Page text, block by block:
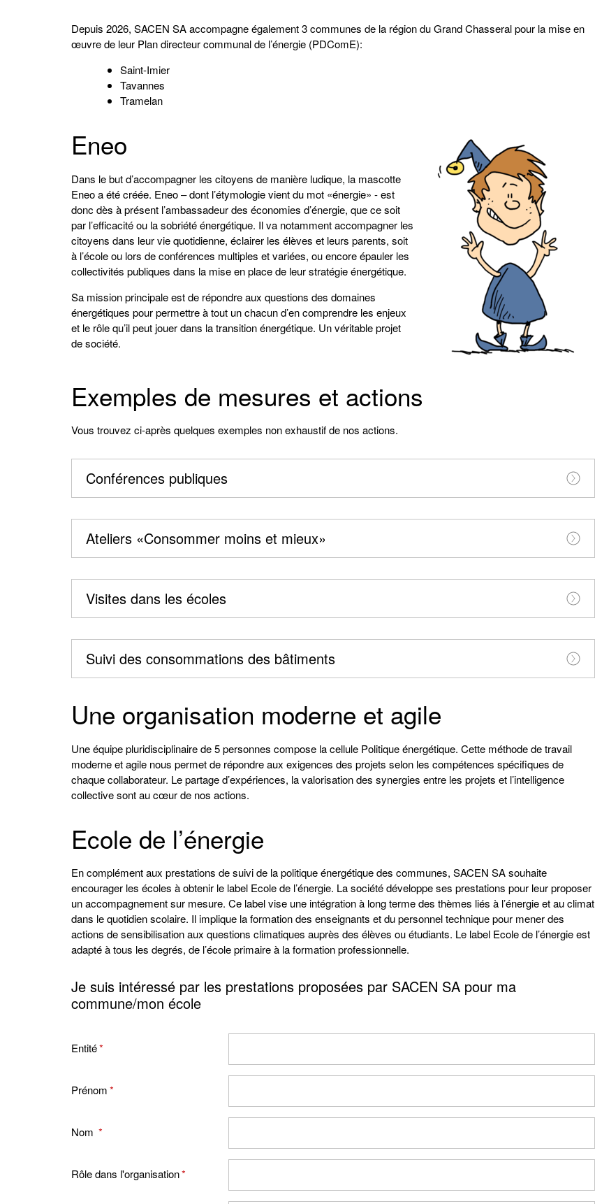
Depuis 2026, SACEN SA accompagne également 3 communes de la région du Grand Chasseral pour la mise en
œuvre de leur Plan directeur communal de l’énergie (PDComE):
Saint-Imier
Tavannes
Tramelan
Eneo
Dans le but d’accompagner les citoyens de manière ludique, la mascotte
Eneo a été créée. Eneo – dont l’étymologie vient du mot «énergie» - est
donc dès à présent l’ambassadeur des économies d’énergie, que ce soit
par l’efficacité ou la sobriété énergétique. Il va notamment accompagner les
citoyens dans leur vie quotidienne, éclairer les élèves et leurs parents, soit
à l’école ou lors de conférences multiples et variées, ou encore épauler les
collectivités publiques dans la mise en place de leur stratégie énergétique.
Sa mission principale est de répondre aux questions des domaines
énergétiques pour permettre à tout un chacun d’en comprendre les enjeux
et le rôle qu’il peut jouer dans la transition énergétique. Un véritable projet
de société.
Exemples de mesures et actions
Vous trouvez ci-après quelques exemples non exhaustif de nos actions.
Conférences publiques
Ateliers «Consommer moins et mieux»
Visites dans les écoles
Suivi des consommations des bâtiments
Une organisation moderne et agile
Une équipe pluridisciplinaire de 5 personnes compose la cellule Politique énergétique. Cette méthode de travail
moderne et agile nous permet de répondre aux exigences des projets selon les compétences spécifiques de
chaque collaborateur. Le partage d’expériences, la valorisation des synergies entre les projets et l’intelligence
collective sont au cœur de nos actions.
Ecole de l’énergie
En complément aux prestations de suivi de la politique énergétique des communes, SACEN SA souhaite
encourager les écoles à obtenir le label Ecole de l’énergie. La société développe ses prestations pour leur proposer
un accompagnement sur mesure. Ce label vise une intégration à long terme des thèmes liés à l’énergie et au climat
dans le quotidien scolaire. Il implique la formation des enseignants et du personnel technique pour mener des
actions de sensibilisation aux questions climatiques auprès des élèves ou étudiants. Le label Ecole de l’énergie est
adapté à tous les degrés, de l’école primaire à la formation professionnelle.
Je suis intéressé par les prestations proposées par SACEN SA pour ma
commune/mon école
Entité*
Prénom*
Nom *
Rôle dans l'organisation*